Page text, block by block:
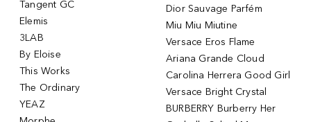
Tangent GC
Elemis
3LAB
By Eloise
This Works
The Ordinary
YEAZ
Dior Sauvage Parfém
Miu Miu Miutine
Versace Eros Flame
Ariana Grande Cloud
Carolina Herrera Good Girl
Versace Bright Crystal
BURBERRY Burberry Her